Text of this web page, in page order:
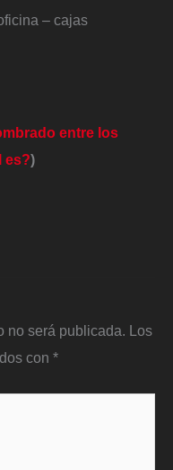
– cajas
entre los
es?)
no será publicada.
Los
con *